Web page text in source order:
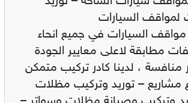
السيارات
السيارات في جميع انحاء
مطابقة لاعلى معايير الجودة
، لدينا كادر تركيب متمكن
مشاريع – توريد وتركيب مظلات